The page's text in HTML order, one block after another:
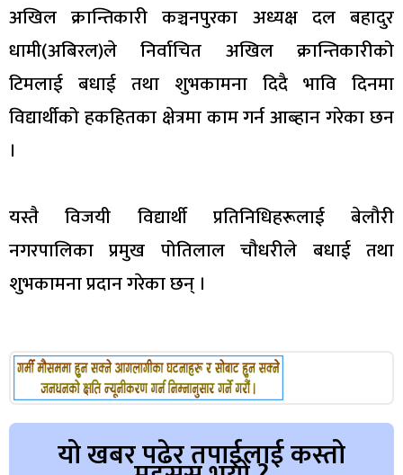
अखिल क्रान्तिकारी कञ्चनपुरका अध्यक्ष दल बहादुर
धामी(अबिरल)ले निर्वाचित अखिल क्रान्तिकारीको
टिमलाई बधाई तथा शुभकामना दिदै भावि दिनमा
विद्यार्थीको हकहितका क्षेत्रमा काम गर्न आब्हान गरेका छन
।
यस्तै विजयी विद्यार्थी प्रतिनिधिहरूलाई बेलौरी
नगरपालिका प्रमुख पोतिलाल चौधरीले बधाई तथा
शुभकामना प्रदान गरेका छन् ।
यो खबर पढेर तपाईलाई कस्तो